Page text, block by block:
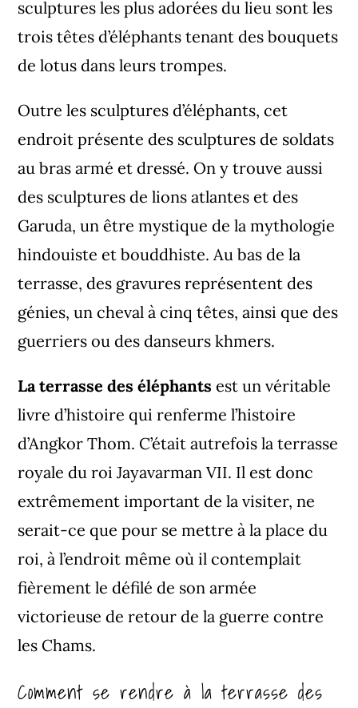
sculptures les plus adorées du lieu sont les
trois têtes d’éléphants tenant des bouquets
de lotus dans leurs trompes.
Outre les sculptures d’éléphants, cet
endroit présente des sculptures de soldats
au bras armé et dressé. On y trouve aussi
des sculptures de lions atlantes et des
Garuda, un être mystique de la mythologie
hindouiste et bouddhiste. Au bas de la
terrasse, des gravures représentent des
génies, un cheval à cinq têtes, ainsi que des
guerriers ou des danseurs khmers.
La terrasse des éléphants est un véritable
livre d’histoire qui renferme l’histoire
d’Angkor Thom. C’était autrefois la terrasse
royale du roi Jayavarman VII. Il est donc
extrêmement important de la visiter, ne
serait-ce que pour se mettre à la place du
roi, à l’endroit même où il contemplait
fièrement le défilé de son armée
victorieuse de retour de la guerre contre
les Chams.
Comment se rendre à la terrasse des